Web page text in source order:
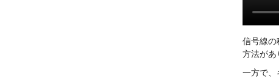
信号線の
方法があ
一方で、